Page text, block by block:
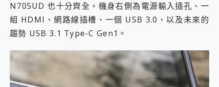
N705UD 也十分齊全，機身右側為電源輸入插孔、一
組 HDMI、網路線插槽、一個 USB 3.0、以及未來的
趨勢 USB 3.1 Type-C Gen1。